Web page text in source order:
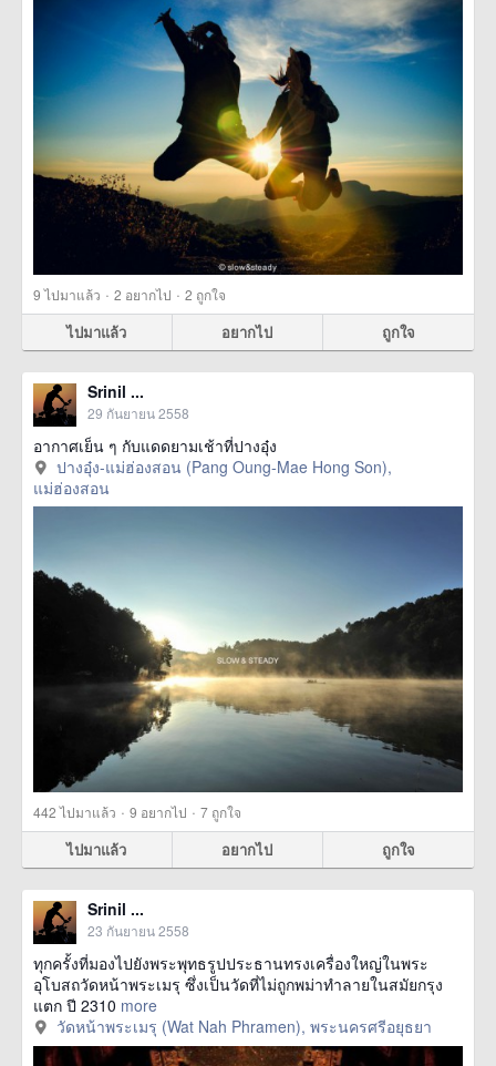
9ไปมาแล้ว · 2 อยากไป · 2 ถูกใจ
ไปมาแล้ว อยากไป ถูกใจ
Srinil ...
29 กันยายน 2558
อากาศเย็น ๆ กับแดดยามเช้าที่ปางอุ๋ง
ปางอุ๋ง-แม่ฮ่องสอน (Pang Oung-Mae Hong Son),
แม่ฮ่องสอน
442ไปมาแล้ว · 9 อยากไป · 7 ถูกใจ
ไปมาแล้ว อยากไป ถูกใจ
Srinil ...
23 กันยายน 2558
ทุกครั้งที่มองไปยังพระพุทธรูปประธานทรงเครื่องใหญ่ในพระ
อุโบสถวัดหน้าพระเมรุ ซึ่งเป็นวัดที่ไม่ถูกพม่าทำลายในสมัยกรุง
แตก ปี 2310 more
วัดหน้าพระเมรุ (Wat Nah Phramen), พระนครศรีอยุธยา